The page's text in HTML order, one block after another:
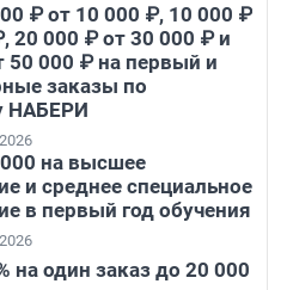
₽ от 10 000 ₽, 10 000 ₽
20 000 ₽ от 30 000 ₽ и
50 000 ₽ на первый и
заказы по
НАБЕРИ
на высшее
и среднее специальное
в первый год обучения
на один заказ до 20 000